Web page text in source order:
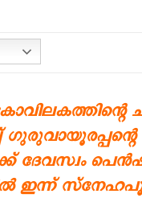
ദേവസ്വം
ഇന്ന്